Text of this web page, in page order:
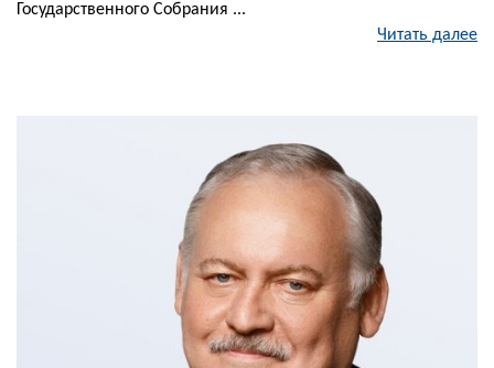
Государственного Собрания ...
Читать далее